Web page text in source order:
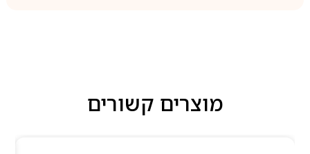
מוצרים קשורים